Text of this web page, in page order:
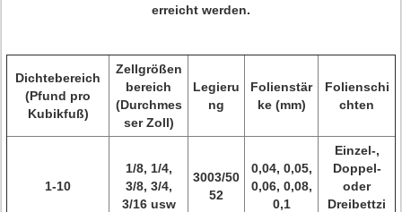
erreicht werden.
Dichtebereich
(Pfund pro
Kubikfuß)
Zellgrößen
bereich
(Durchmes
ser Zoll)
Legieru
ng
Folienstär
ke (mm)
Folienschi
chten
1-10
1/8, 1/4,
3/8, 3/4,
3/16 usw
3003/50
52
0,04, 0,05,
0,06, 0,08,
0,1
Einzel-,
Doppel-
oder
Dreibettzi